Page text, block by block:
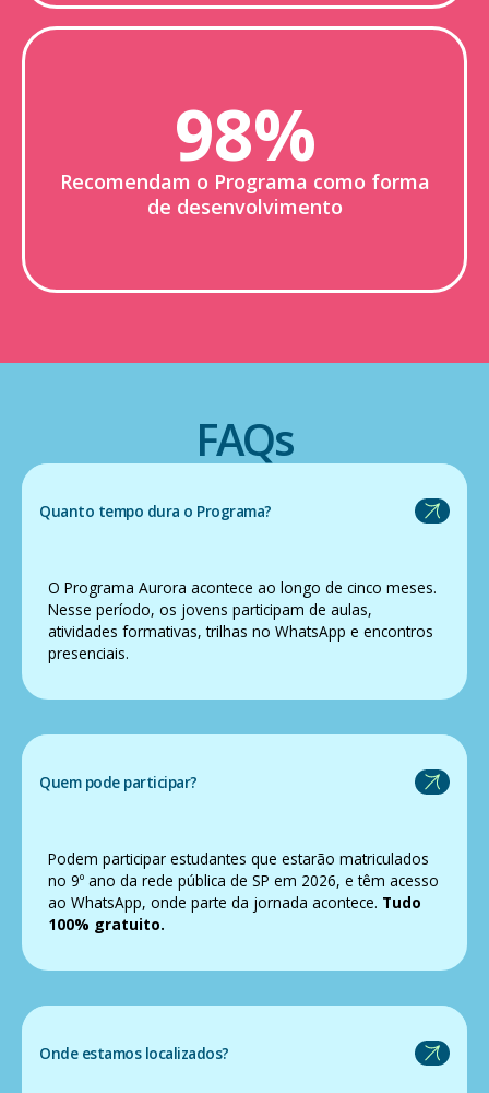
98%
Recomendam o Programa como forma
de desenvolvimento
FAQs
Quanto tempo dura o Programa?
O Programa Aurora acontece ao longo de cinco meses.
Nesse período, os jovens participam de aulas,
atividades formativas, trilhas no WhatsApp e encontros
presenciais.
Quem pode participar?
Podem participar estudantes que estarão matriculados
no 9º ano da rede pública de SP em 2026, e têm acesso
ao WhatsApp, onde parte da jornada acontece. Tudo
100% gratuito.
Onde estamos localizados?